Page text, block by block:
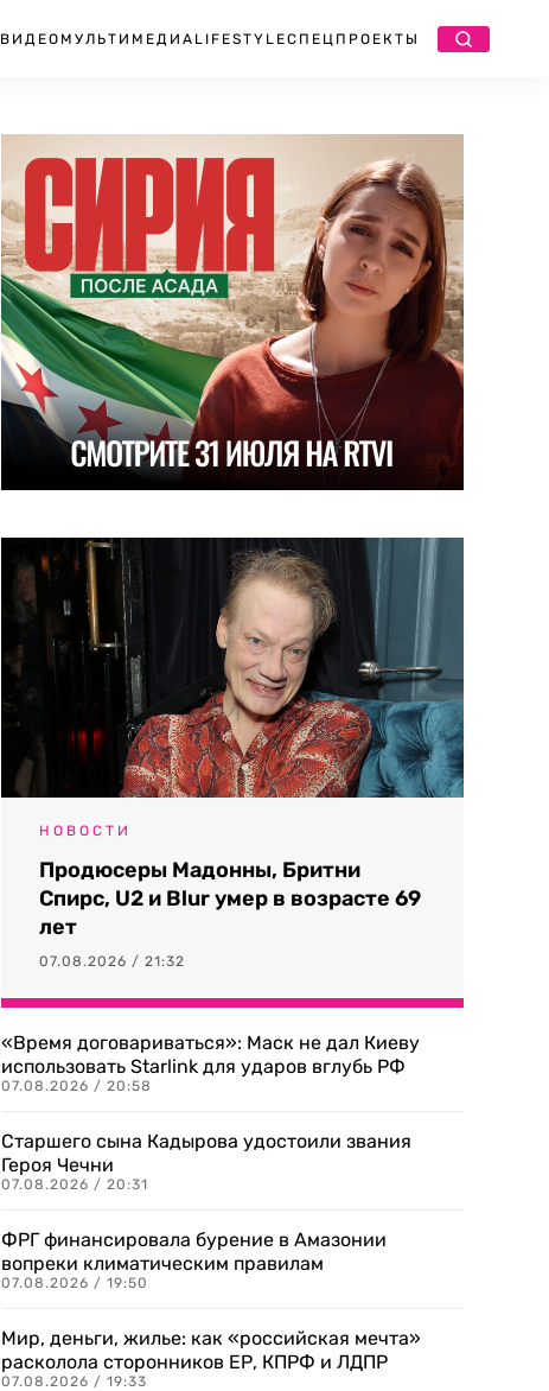
ВИДЕО МУЛЬТИМЕДИА LIFESTYLEСПЕЦПРОЕКТЫ
НОВОСТИ
Продюсеры Мадонны, Бритни
Спирс, U2 и Blur умер в возрасте 69
лет
07.08.2026 / 21:32
«Время договариваться»: Маск не дал Киеву
использовать Starlink для ударов вглубь РФ
07.08.2026 / 20:58
Старшего сына Кадырова удостоили звания
Героя Чечни
07.08.2026 / 20:31
ФРГ финансировала бурение в Амазонии
вопреки климатическим правилам
07.08.2026 / 19:50
Мир, деньги, жилье: как «российская мечта»
расколола сторонников ЕР, КПРФ и ЛДПР
07.08.2026 / 19:33